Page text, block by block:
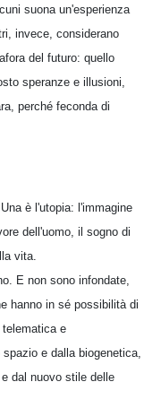
suona un'esperienza
invece, considerano
del futuro: quello
speranze e illusioni,
perché feconda di
è l'utopia: l'immagine
dell'uomo, il sogno di
vita.
E non sono infondate,
hanno in sé possibilità di
e
e dalla biogenetica,
dal nuovo stile delle